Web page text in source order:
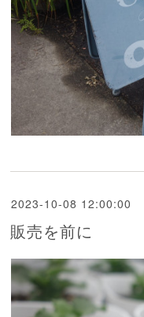
2023-10-08 12:00:00
販売を前に